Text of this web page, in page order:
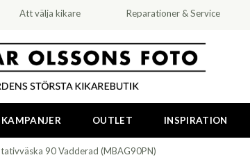
Att välja kikare Reparationer & Service
KAMPANJER OUTLET INSPIRATION
90 Vadderad (MBAG90PN)